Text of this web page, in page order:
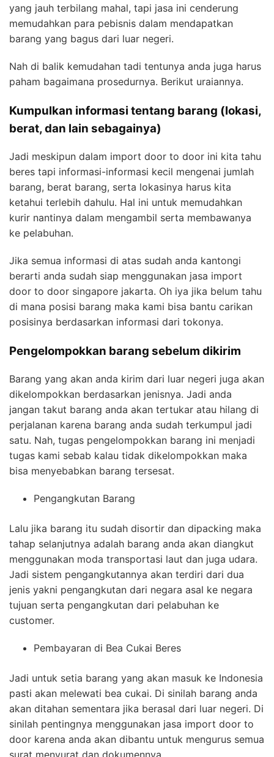
yang jauh terbilang mahal, tapi jasa ini cenderung
memudahkan para pebisnis dalam mendapatkan
barang yang bagus dari luar negeri.
Nah di balik kemudahan tadi tentunya anda juga harus
paham bagaimana prosedurnya. Berikut uraiannya.
Kumpulkan informasi tentang barang (lokasi,
berat, dan lain sebagainya)
Jadi meskipun dalam import door to door ini kita tahu
beres tapi informasi-informasi kecil mengenai jumlah
barang, berat barang, serta lokasinya harus kita
ketahui terlebih dahulu. Hal ini untuk memudahkan
kurir nantinya dalam mengambil serta membawanya
ke pelabuhan.
Jika semua informasi di atas sudah anda kantongi
berarti anda sudah siap menggunakan jasa import
door to door singapore jakarta. Oh iya jika belum tahu
di mana posisi barang maka kami bisa bantu carikan
posisinya berdasarkan informasi dari tokonya.
Pengelompokkan barang sebelum dikirim
Barang yang akan anda kirim dari luar negeri juga akan
dikelompokkan berdasarkan jenisnya. Jadi anda
jangan takut barang anda akan tertukar atau hilang di
perjalanan karena barang anda sudah terkumpul jadi
satu. Nah, tugas pengelompokkan barang ini menjadi
tugas kami sebab kalau tidak dikelompokkan maka
bisa menyebabkan barang tersesat.
Pengangkutan Barang
Lalu jika barang itu sudah disortir dan dipacking maka
tahap selanjutnya adalah barang anda akan diangkut
menggunakan moda transportasi laut dan juga udara.
Jadi sistem pengangkutannya akan terdiri dari dua
jenis yakni pengangkutan dari negara asal ke negara
tujuan serta pengangkutan dari pelabuhan ke
customer.
Pembayaran di Bea Cukai Beres
Jadi untuk setia barang yang akan masuk ke Indonesia
pasti akan melewati bea cukai. Di sinilah barang anda
akan ditahan sementara jika berasal dari luar negeri. Di
sinilah pentingnya menggunakan jasa import door to
door karena anda akan dibantu untuk mengurus semua
surat menyurat dan dokumennya.